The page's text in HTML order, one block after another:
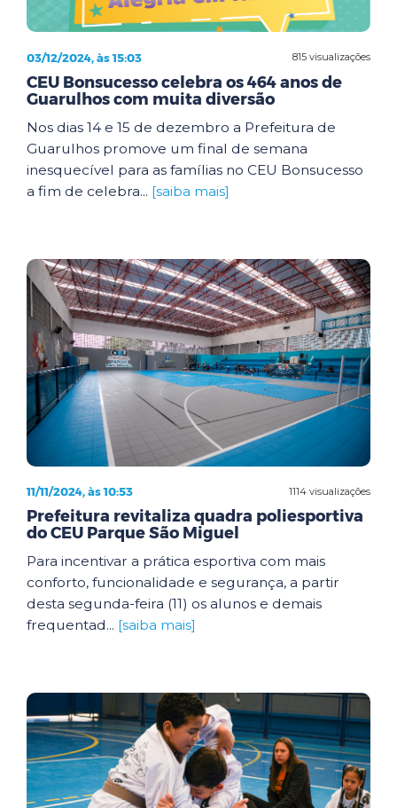
815 visualizações
03/12/2024, às 15:03
CEU Bonsucesso celebra os 464 anos de
Guarulhos com muita diversão
Nos dias 14 e 15 de dezembro a Prefeitura de
Guarulhos promove um final de semana
inesquecível para as famílias no CEU Bonsucesso
a fim de celebra... [saiba mais]
1114 visualizações
11/11/2024, às 10:53
Prefeitura revitaliza quadra poliesportiva
do CEU Parque São Miguel
Para incentivar a prática esportiva com mais
conforto, funcionalidade e segurança, a partir
desta segunda-feira (11) os alunos e demais
frequentad... [saiba mais]